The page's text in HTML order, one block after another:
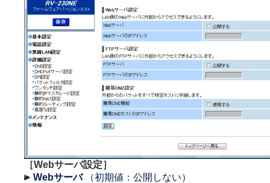
［Webサーバ設定］
Webサーバ（初期値：公開しない）